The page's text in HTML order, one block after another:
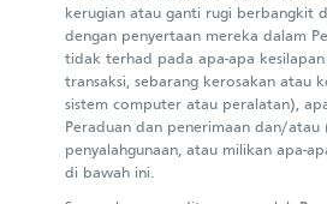
kerugian atau ganti rugi berbangkit
dengan penyertaan mereka dalam
tidak terhad pada apa-apa
transaksi, sebarang kerosakan atau
sistem computer atau peralatan),
Peraduan dan penerimaan dan/atau
penyalahgunaan, atau milikan apa-
di bawah ini.